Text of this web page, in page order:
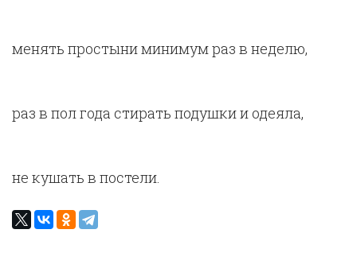
менять простыни минимум раз в неделю,
раз в пол года стирать подушки и одеяла,
не кушать в постели.